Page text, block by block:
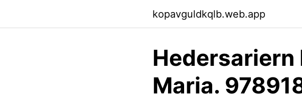
kopavguldkqlb.web.app
Hedersariern
Maria.